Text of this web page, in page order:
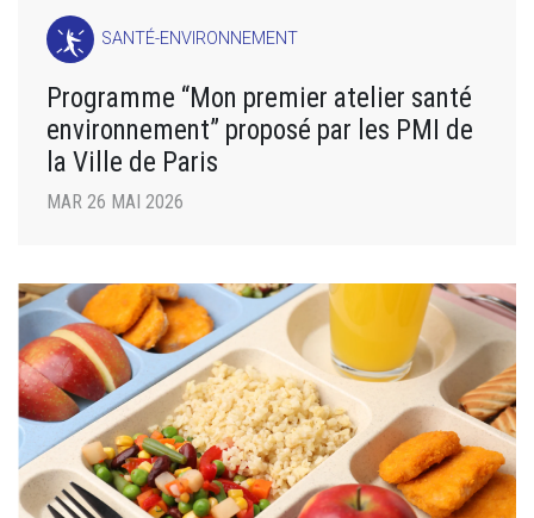
SANTÉ-ENVIRONNEMENT
Programme “Mon premier atelier santé
environnement” proposé par les PMI de
la Ville de Paris
MAR 26 MAI 2026